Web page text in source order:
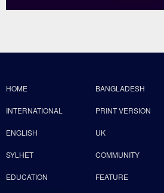
HOME BANGLADESH
INTERNATIONAL PRINT VERSION
ENGLISH UK
SYLHET COMMUNITY
EDUCATION FEATURE